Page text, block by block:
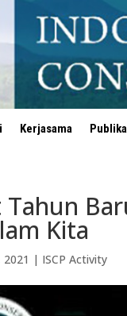
Kerjasama
Tahun
Kita
2021 | ISCP Activity